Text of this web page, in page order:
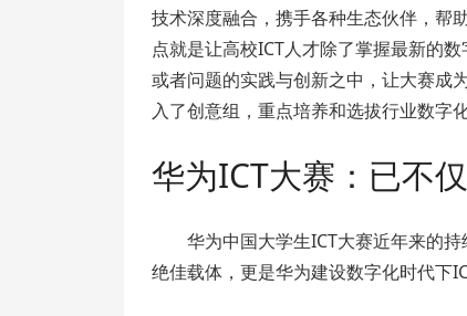
技术深度融合，携手各种生态伙伴，帮
点就是让高校ICT人才除了掌握最新的
或者问题的实践与创新之中，让大赛成
入了创意组，重点培养和选拔行业数字
华为ICT大赛：已不
华为中国大学生ICT大赛近年来的
绝佳载体，更是华为建设数字化时代下